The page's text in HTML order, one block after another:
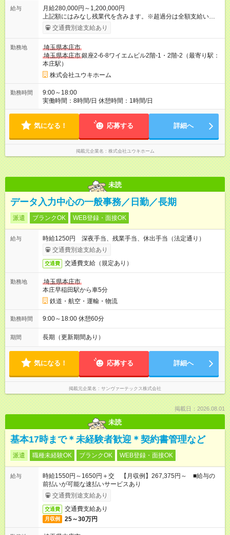
給与
月給280,000円～1,200,000円
上記額にはみなし残業代を含みます。※超過分は全額支給いたし
ます。 みなし残業代 94,000円／月 みなし残業時間 45時間／月
■昇給：年1回（4月） └随時成績により昇給になります！ 【手
に応じ1成約で10万円～70万円支給します！ 平均：歩合15万円
の契約を月3件で約45万円（売り上げ450万円の場合） +日払い
賞金制度あり！ 未経験でも月収60万円はすぐに稼げるようにな
ります！ 例：固定給30万円+歩合45万円+日払い賞金10万円＝月
収85万円 月収100万円～月収441万円も稼いでいる方も！ 【試
用期間】試用期間あり 試用期間の長さ：2ヶ月 ※ 雇用形態と給
与に、本採用時と異なる部分があります。 雇用形態：本採用時
代を含みます。※超過分は全額支給いたします。 みなし残業
代 94,000円／月 みなし残業時間 45時間／月 はじめから多くの
案件をこなすのは難しいため、試用期間中は月給ベースを高く
設定しております。 本採用時以降は案件数も増えていくので、
月給＋インセンティブでさらに高収入を目指せるようになりま
すよ！
交通費別途支給あり
勤務地
埼玉県本庄市
埼玉県本庄市銀座2-6-8ワイエムビル2階-1・2階-2（最寄り駅：
本庄駅）
株式会社ユウキホーム
勤務時間
9:00～18:00
実働時間：8時間/日 休憩時間：1時間/日
気になる！ 応募する 詳細へ
掲載元企業名 株式会社ユウキホーム
未読
データ入力中心の一般事務／日勤／長期
派遣 ブランクOK WEB登録・面接OK
給与
時給1250円 深夜手当、残業手当、休出手当（法定通り）
交通費別途支給あり
交通費 交通費支給（規定あり）
勤務地
埼玉県本庄市
本庄早稲田駅から車5分
鉄道・航空・運輸・物流
勤務時間 9:00～18:00 休憩60分
期間 長期（更新期間あり）
気になる！ 応募する 詳細へ
掲載元企業名 サンヴァーテックス株式会社
掲載日：2026.08.01
未読
基本17時まで＊未経験者歓迎＊契約書管理など
派遣 職種未経験OK ブランクOK WEB登録・面接OK
給与
時給1550円～1650円＋交 【月収例】267,375円～ ■給与の
前払いが可能な速払いサービスあり
交通費別途支給あり
交通費 交通費支給あり
月収例 25～30万円